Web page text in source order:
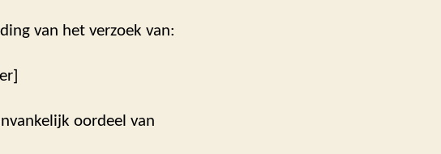
van het verzoek van:
oordeel van